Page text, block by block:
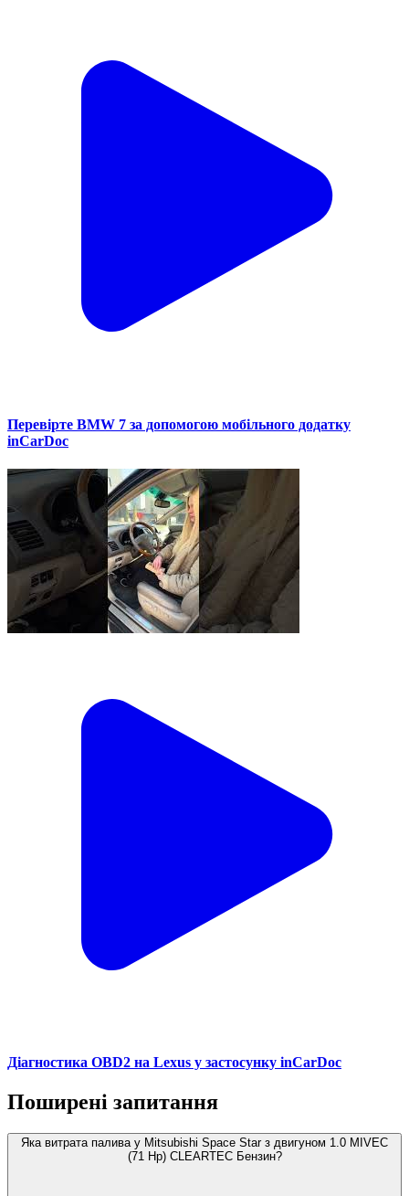
Перевірте BMW 7 за допомогою мобільного додатку
inCarDoc
Діагностика OBD2 на Lexus у застосунку inCarDoc
Поширені запитання
Яка витрата палива у Mitsubishi Space Star з двигуном 1.0 MIVEC
(71 Hp) CLEARTEC Бензин?